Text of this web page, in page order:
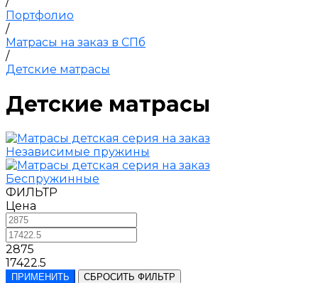
Портфолио
/
Матрасы на заказ в СПб
/
Детские матрасы
Детские матрасы
Независимые пружины
Беспружинные
ФИЛЬТР
Цена
2875
17422.5
ПРИМЕНИТЬ СБРОСИТЬ ФИЛЬТР